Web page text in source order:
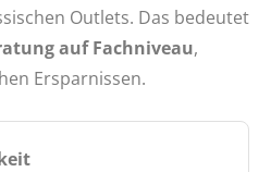
Outlets. Das bedeutet
auf Fachniveau,
Ersparnissen.